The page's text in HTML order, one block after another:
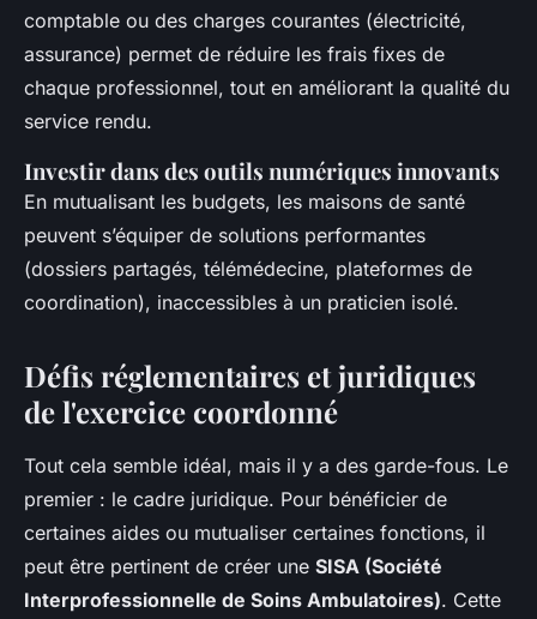
comptable ou des charges courantes (électricité,
assurance) permet de réduire les frais fixes de
chaque professionnel, tout en améliorant la qualité du
service rendu.
Investir dans des outils numériques innovants
En mutualisant les budgets, les maisons de santé
peuvent s’équiper de solutions performantes
(dossiers partagés, télémédecine, plateformes de
coordination), inaccessibles à un praticien isolé.
Défis réglementaires et juridiques
de l'exercice coordonné
Tout cela semble idéal, mais il y a des garde-fous. Le
premier : le cadre juridique. Pour bénéficier de
certaines aides ou mutualiser certaines fonctions, il
peut être pertinent de créer une SISA (Société
Interprofessionnelle de Soins Ambulatoires). Cette